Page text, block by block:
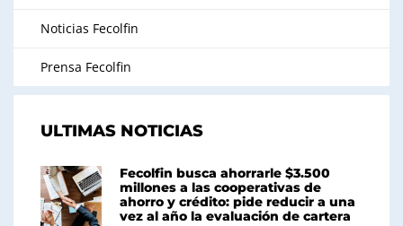
Noticias Fecolfin
Prensa Fecolfin
ULTIMAS NOTICIAS
Fecolfin busca ahorrarle $3.500
millones a las cooperativas de
ahorro y crédito: pide reducir a una
vez al año la evaluación de cartera